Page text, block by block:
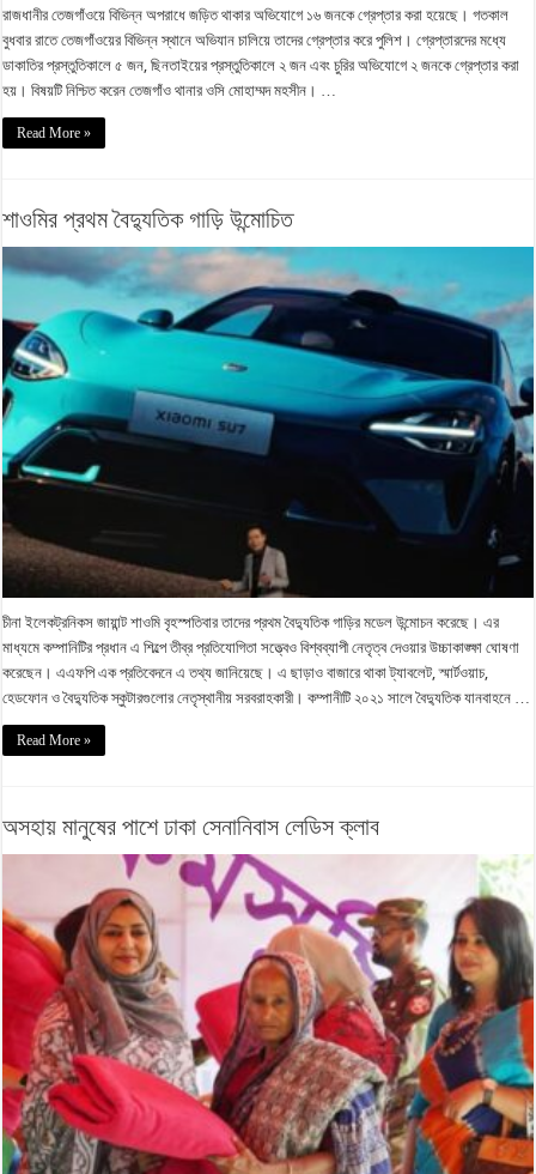
রাজধানীর তেজগাঁওয়ে বিভিন্ন অপরাধে জড়িত থাকার অভিযোগে ১৬ জনকে গ্রেপ্তার করা হয়েছে। গতকাল
বুধবার রাতে তেজগাঁওয়ের বিভিন্ন স্থানে অভিযান চালিয়ে তাদের গ্রেপ্তার করে পুলিশ। গ্রেপ্তারদের মধ্যে
ডাকাতির প্রস্তুতিকালে ৫ জন, ছিনতাইয়ের প্রস্তুতিকালে ২ জন এবং চুরির অভিযোগে ২ জনকে গ্রেপ্তার করা
হয়। বিষয়টি নিশ্চিত করেন তেজগাঁও থানার ওসি মোহাম্মদ মহসীন। …
Read More »
শাওমির প্রথম বৈদ্যুতিক গাড়ি উন্মোচিত
চীনা ইলেকট্রনিকস জায়ান্ট শাওমি বৃহস্পতিবার তাদের প্রথম বৈদ্যুতিক গাড়ির মডেল উন্মোচন করেছে। এর
মাধ্যমে কম্পানিটির প্রধান এ শিল্পে তীব্র প্রতিযোগিতা সত্ত্বেও বিশ্বব্যাপী নেতৃত্ব দেওয়ার উচ্চাকাঙ্ক্ষা ঘোষণা
করেছেন। এএফপি এক প্রতিবেদনে এ তথ্য জানিয়েছে। এ ছাড়াও বাজারে থাকা ট্যাবলেট, স্মার্টওয়াচ,
হেডফোন ও বৈদ্যুতিক স্কুটারগুলোর নেতৃস্থানীয় সরবরাহকারী। কম্পানীটি ২০২১ সালে বৈদ্যুতিক যানবাহনে …
Read More »
অসহায় মানুষের পাশে ঢাকা সেনানিবাস লেডিস ক্লাব